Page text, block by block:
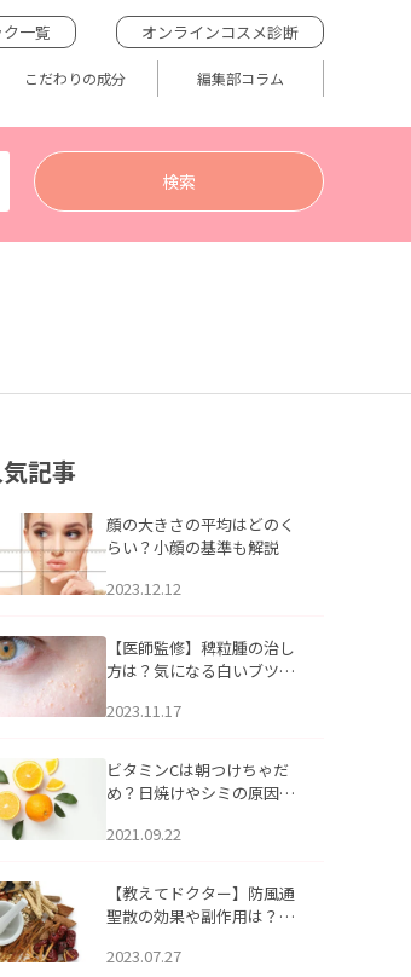
一覧 オンラインコスメ診断
こだわりの成分 編集部コラム
記事
顔の大きさの平均はどのく
らい？小顔の基準も解説
2023.12.12
【医師監修】稗粒腫の治し
方は？気になる白いブツブ
アについて
2023.11.17
ビタミンCは朝つけちゃだ
め？日焼けやシミの原因に
2021.09.22
【教えてドクター】防風通
聖散の効果や副作用は？長
2023.07.27